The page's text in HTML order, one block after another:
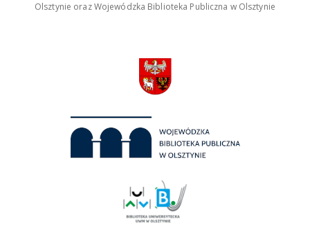
Olsztynie oraz Wojewódzka Biblioteka Publiczna w Olsztynie